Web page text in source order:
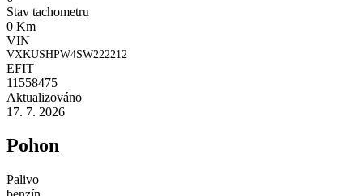
Stav tachometru
0 Km
VIN
VXKUSHPW4SW222212
EFIT
11558475
Aktualizováno
17. 7. 2026
Pohon
Palivo